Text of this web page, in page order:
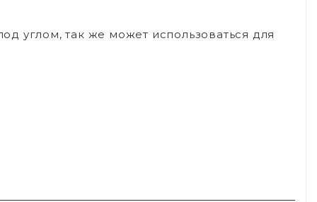
углом, так же может использоваться для